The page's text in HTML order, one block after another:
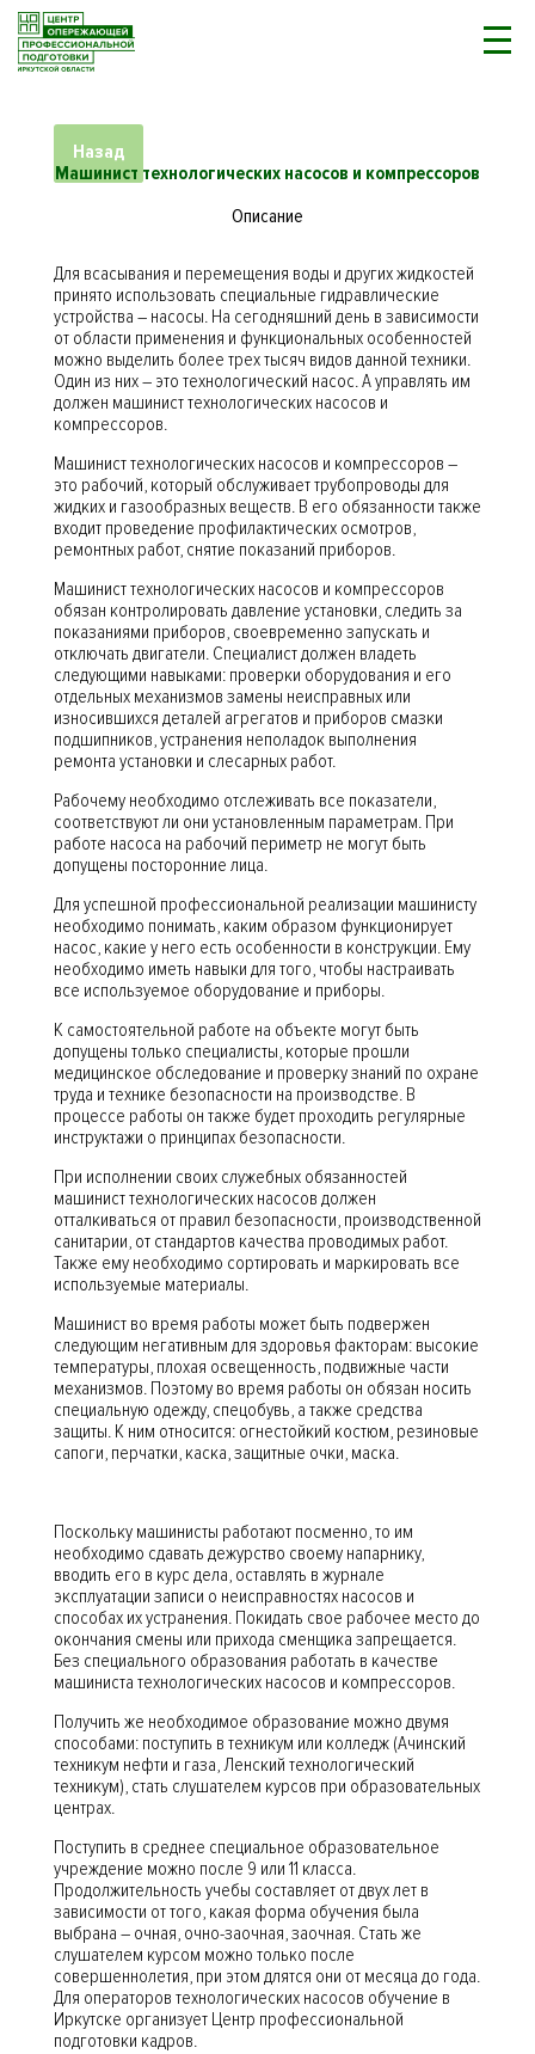
Назад
Машинист технологических насосов и компрессоров
Описание
Для всасывания и перемещения воды и других жидкостей
принято использовать специальные гидравлические
устройства – насосы. На сегодняшний день в зависимости
от области применения и функциональных особенностей
можно выделить более трех тысяч видов данной техники.
Один из них – это технологический насос. А управлять им
должен машинист технологических насосов и
компрессоров.
Машинист технологических насосов и компрессоров –
это рабочий, который обслуживает трубопроводы для
жидких и газообразных веществ. В его обязанности также
входит проведение профилактических осмотров,
ремонтных работ, снятие показаний приборов.
Машинист технологических насосов и компрессоров
обязан контролировать давление установки, следить за
показаниями приборов, своевременно запускать и
отключать двигатели. Специалист должен владеть
следующими навыками: проверки оборудования и его
отдельных механизмов замены неисправных или
износившихся деталей агрегатов и приборов смазки
подшипников, устранения неполадок выполнения
ремонта установки и слесарных работ.
Рабочему необходимо отслеживать все показатели,
соответствуют ли они установленным параметрам. При
работе насоса на рабочий периметр не могут быть
допущены посторонние лица.
Для успешной профессиональной реализации машинисту
необходимо понимать, каким образом функционирует
насос, какие у него есть особенности в конструкции. Ему
необходимо иметь навыки для того, чтобы настраивать
все используемое оборудование и приборы.
К самостоятельной работе на объекте могут быть
допущены только специалисты, которые прошли
медицинское обследование и проверку знаний по охране
труда и технике безопасности на производстве. В
процессе работы он также будет проходить регулярные
инструктажи о принципах безопасности.
При исполнении своих служебных обязанностей
машинист технологических насосов должен
отталкиваться от правил безопасности, производственной
санитарии, от стандартов качества проводимых работ.
Также ему необходимо сортировать и маркировать все
используемые материалы.
Машинист во время работы может быть подвержен
следующим негативным для здоровья факторам: высокие
температуры, плохая освещенность, подвижные части
механизмов. Поэтому во время работы он обязан носить
специальную одежду, спецобувь, а также средства
защиты. К ним относится: огнестойкий костюм, резиновые
сапоги, перчатки, каска, защитные очки, маска.
Поскольку машинисты работают посменно, то им
необходимо сдавать дежурство своему напарнику,
вводить его в курс дела, оставлять в журнале
эксплуатации записи о неисправностях насосов и
способах их устранения. Покидать свое рабочее место до
окончания смены или прихода сменщика запрещается.
Без специального образования работать в качестве
машиниста технологических насосов и компрессоров.
Получить же необходимое образование можно двумя
способами: поступить в техникум или колледж (Ачинский
техникум нефти и газа, Ленский технологический
техникум), стать слушателем курсов при образовательных
центрах.
Поступить в среднее специальное образовательное
учреждение можно после 9 или 11 класса.
Продолжительность учебы составляет от двух лет в
зависимости от того, какая форма обучения была
выбрана – очная, очно-заочная, заочная. Стать же
слушателем курсом можно только после
совершеннолетия, при этом длятся они от месяца до года.
Для операторов технологических насосов обучение в
Иркутске организует Центр профессиональной
подготовки кадров.